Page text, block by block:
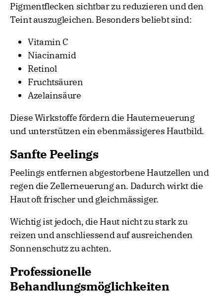
Pigmentflecken sichtbar zu reduzieren und den
Teint auszugleichen. Besonders beliebt sind:
Vitamin C
Niacinamid
Retinol
Fruchtsäuren
Azelainsäure
Diese Wirkstoffe fördern die Hauterneuerung
und unterstützen ein ebenmässigeres Hautbild.
Sanfte Peelings
Peelings entfernen abgestorbene Hautzellen und
regen die Zellerneuerung an. Dadurch wirkt die
Haut oft frischer und gleichmässiger.
Wichtig ist jedoch, die Haut nicht zu stark zu
reizen und anschliessend auf ausreichenden
Sonnenschutz zu achten.
Professionelle
Behandlungsmöglichkeiten